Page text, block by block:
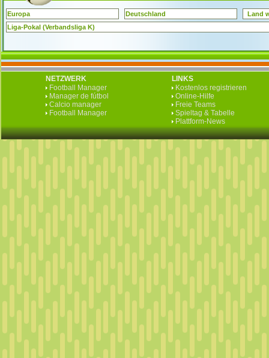
Europa Deutschland
Land
Liga-Pokal (Verbandsliga K)
NETZWERK
Football Manager
Manager de fútbol
Calcio manager
Football Manager
LINKS
Kostenlos registrieren
Online-Hilfe
Freie Teams
Spieltag & Tabelle
Plattform-News